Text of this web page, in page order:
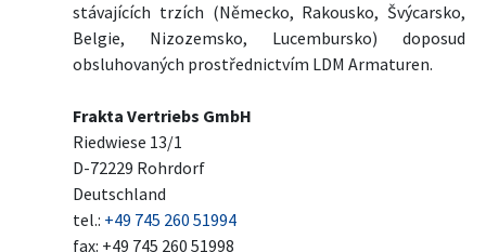
stávajících trzích (Německo, Rakousko, Švýcarsko,
Belgie, Nizozemsko, Lucembursko) doposud
obsluhovaných prostřednictvím LDM Armaturen.
Frakta Vertriebs GmbH
Riedwiese 13/1
D-72229 Rohrdorf
Deutschland
tel.: +49 745 260 51994
fax: +49 745 260 51998